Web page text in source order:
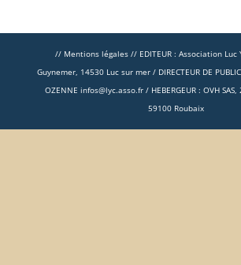
// Mentions légales // EDITEUR : Association Luc
Guynemer, 14530 Luc sur mer / DIRECTEUR DE
OZENNE infos@lyc.asso.fr / HEBERGEUR : OVH
59100 Roubaix